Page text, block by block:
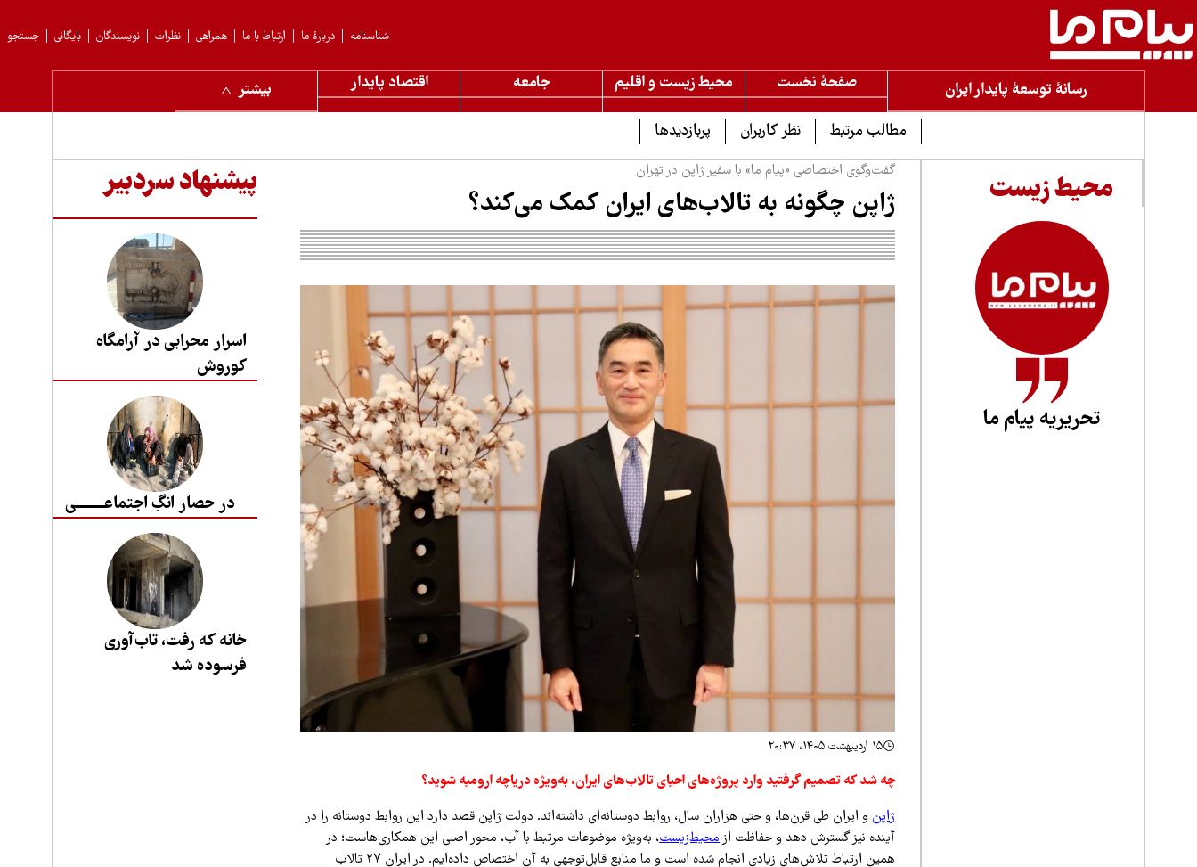
جستجو بایگانی نویسندگان نظرات همراهی ارتباط با ما دربارهٔ ما شناسنامه
رسانۀ توسعۀ پایدار ایران صفحۀ نخست محیط زیست و اقلیم جامعه اقتصاد پایدار
بیشتر
مطالب مرتبط
نظر کاربران پربازدیدها
محیط زیست
تحریریه پیام ما
گفت‌وگوی اختصاصی «پیام ما» با سفیر ژاپن در تهران
ژاپن چگونه به تالاب‌های ایران کمک می‌کند؟
۱۵ اردیبهشت ۱۴۰۵، ۲۰:۳۷
چه شد که تصمیم گرفتید وارد پروژه‌های احیای تالاب‌های ایران، به‌ویژه دریاچه ارومیه شوید؟
ژاپن و ایران طی قرن‌ها، و حتی هزاران سال، روابط دوستانه‌ای داشته‌اند. دولت ژاپن قصد دارد این روابط دوستانه را در
آینده نیز گسترش دهد و حفاظت ازمحیط‌زیست، به‌ویژه موضوعات مرتبط با آب، محور اصلی این همکاری‌هاست؛ در
همین ارتباط تلاش‌های زیادی انجام شده است و ما منابع قابل‌توجهی به آن اختصاص داده‌ایم. در ایران ۲۷ تالاب
پیشنهاد سردبیر
اسرار محرابی در آرامگاه
کوروش
در حصار انگِ اجتماعــــــــی
خانه که رفت، تاب‌آوری
فرسوده شد